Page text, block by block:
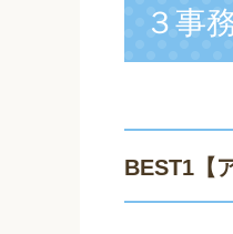
３事
BEST1 【